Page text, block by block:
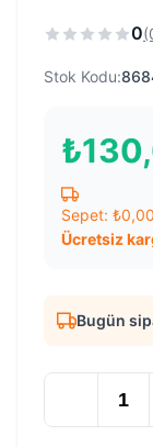
0
Stok Kodu:
₺
Sepet: ₺0,00
Ücretsiz
Bugün